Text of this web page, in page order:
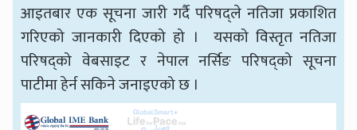
आइतबार एक सूचना जारी गर्दै परिषद्ले नतिजा प्रकाशित
गरिएको जानकारी दिएको हो । यसको विस्तृत नतिजा
परिषद्को वेबसाइट र नेपाल नर्सिङ परिषद्को सूचना
पाटीमा हेर्न सकिने जनाइएको छ ।